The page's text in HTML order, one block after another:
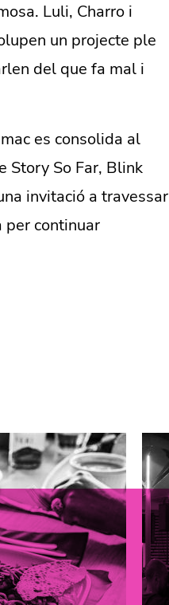
Luli, Charro i
un projecte ple
del que fa mal i
es consolida al
Story So Far, Blink
invitació a travessar
continuar